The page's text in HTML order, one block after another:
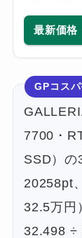
最新価格
GPコス
7700・
SSD）の
20258pt
32.5万円
32.498